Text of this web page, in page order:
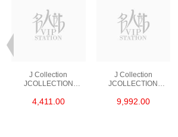
J Collection
JCOLLECTION
RDDI 0.48 CT18KR
4,411.00
J Collection
JCOLLECTION
RDDI 1.34 CT18KW
9,992.00